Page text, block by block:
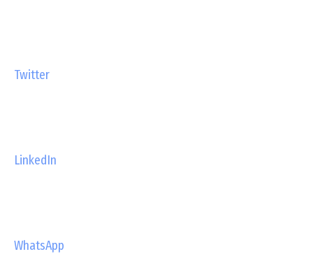
Twitter
LinkedIn
WhatsApp